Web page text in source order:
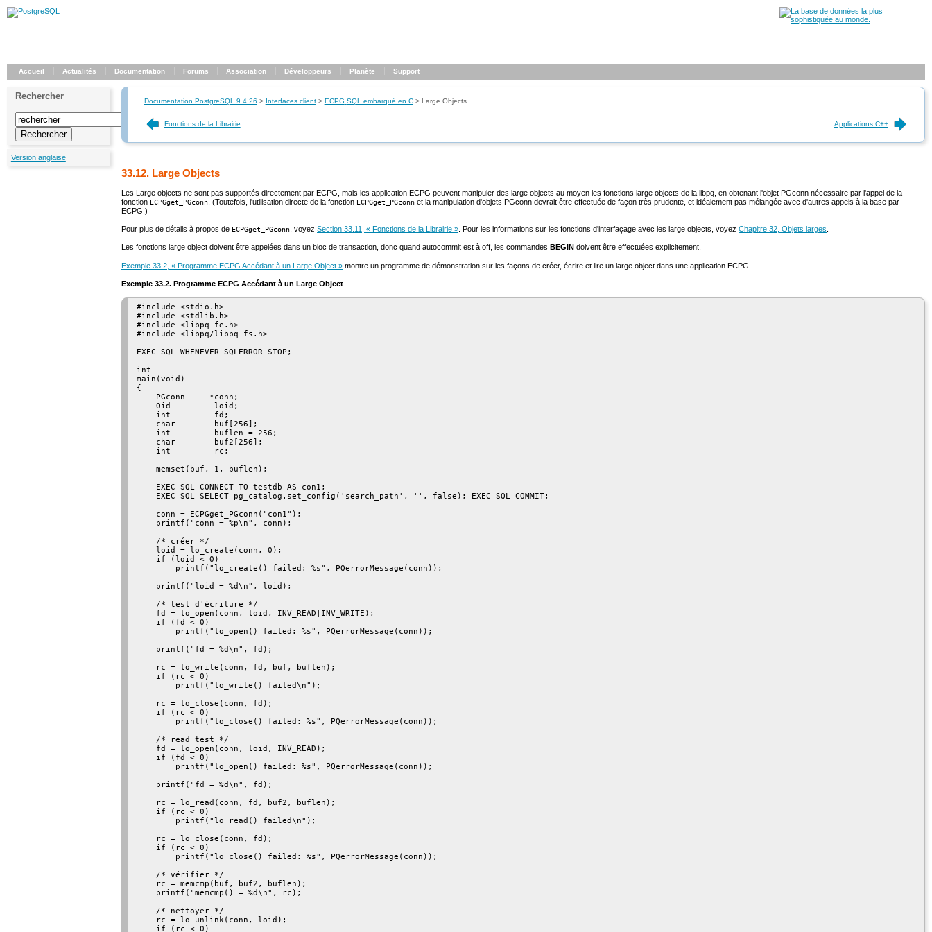
Accueil Actualités Documentation Forums Association Développeurs Planète Support
Rechercher
Version anglaise
Documentation PostgreSQL 9.4.26 > Interfaces client> ECPG SQL embarqué en C> Large Objects
Fonctions de la Librairie Applications C++
33.12. Large Objects
Les Large objects ne sont pas supportés directement par ECPG, mais les application ECPG peuvent manipuler des large objects au moyen les fonctions large objects de la libpq, en obtenant l'objet PGconn nécessaire par l'appel de la
fonction ECPGget_PGconn . (Toutefois, l'utilisation directe de la fonction ECPGget_PGconn et la manipulation d'objets PGconn devrait être effectuée de façon très prudente, et idéalement pas mélangée avec d'autres appels à la base par
ECPG.)
Pour plus de détails à propos de ECPGget_PGconn , voyez Section 33.11, « Fonctions de la Librairie » . Pour les informations sur les fonctions d'interfaçage avec les large objects, voyez Chapitre 32, Objets larges
Les fonctions large object doivent être appelées dans un bloc de transaction, donc quand autocommit est à off, les commandes BEGIN doivent être effectuées explicitement.
Exemple 33.2, « Programme ECPG Accédant à un Large Object » montre un programme de démonstration sur les façons de créer, écrire et lire un large object dans une application ECPG.
Exemple 33.2. Programme ECPG Accédant à un Large Object
#include <stdio.h>
#include <stdlib.h>
#include <libpq-fe.h>
#include <libpq/libpq-fs.h>
EXEC SQL WHENEVER SQLERROR STOP;
int
main(void)
{
    PGconn     *conn;
    Oid         loid;
    int         fd;
    char        buf[256];
    int         buflen = 256;
    char        buf2[256];
    int         rc;
    memset(buf, 1, buflen);
    EXEC SQL CONNECT TO testdb AS con1;
    EXEC SQL SELECT pg_catalog.set_config('search_path', '', false); EXEC SQL COMMIT;
    conn = ECPGget_PGconn("con1");
    printf("conn = %p\n", conn);
    /* créer */
    loid = lo_create(conn, 0);
    if (loid < 0)
        printf("lo_create() failed: %s", PQerrorMessage(conn));
    printf("loid = %d\n", loid);
    /* test d'écriture */
    fd = lo_open(conn, loid, INV_READ|INV_WRITE);
    if (fd < 0)
        printf("lo_open() failed: %s", PQerrorMessage(conn));
    printf("fd = %d\n", fd);
    rc = lo_write(conn, fd, buf, buflen);
    if (rc < 0)
        printf("lo_write() failed\n");
    rc = lo_close(conn, fd);
    if (rc < 0)
        printf("lo_close() failed: %s", PQerrorMessage(conn));
    /* read test */
    fd = lo_open(conn, loid, INV_READ);
    if (fd < 0)
        printf("lo_open() failed: %s", PQerrorMessage(conn));
    printf("fd = %d\n", fd);
    rc = lo_read(conn, fd, buf2, buflen);
    if (rc < 0)
        printf("lo_read() failed\n");
    rc = lo_close(conn, fd);
    if (rc < 0)
        printf("lo_close() failed: %s", PQerrorMessage(conn));
    /* vérifier */
    rc = memcmp(buf, buf2, buflen);
    printf("memcmp() = %d\n", rc);
    /* nettoyer */
    rc = lo_unlink(conn, loid);
    if (rc < 0)